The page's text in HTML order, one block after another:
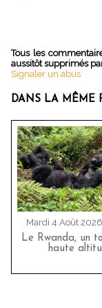
Tous les
aussitôt supprimés
Signaler un abus
DANS LA MÊME
Mardi 4 Août
Le Rwanda, un
haute